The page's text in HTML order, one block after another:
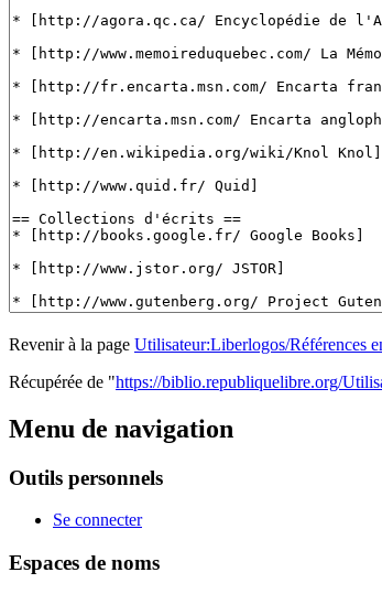
Revenir à la page Utilisateur:Liberlogos/Références
Récupérée de "https://biblio.republiquelibre.org/
Menu de navigation
Outils personnels
Se connecter
Espaces de noms